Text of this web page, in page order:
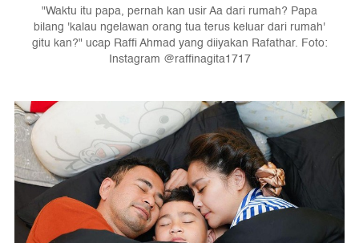
"Waktu itu papa, pernah kan usir Aa dari rumah? Papa
bilang 'kalau ngelawan orang tua terus keluar dari rumah'
gitu kan?" ucap Raffi Ahmad yang diiyakan Rafathar. Foto:
Instagram @raffinagita1717